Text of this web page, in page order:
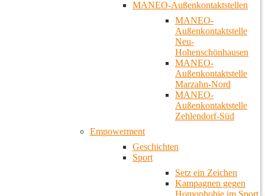
MANEO-Außenkontaktstellen
MANEO-
Außenkontaktstelle
Neu-
Hohenschönhausen
MANEO-
Außenkontaktstelle
Marzahn-Nord
MANEO-
Außenkontaktstelle
Zehlendorf-Süd
Empowerment
Geschichten
Sport
Setz ein Zeichen
Kampagnen gegen
Homophobie im Sport